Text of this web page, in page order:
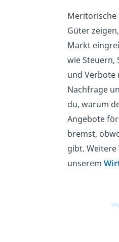
Güter
Markt
wie Steuern,
und Verbote
Nachfrage
du, warum
Angebote
bremst,
gibt.
unserem